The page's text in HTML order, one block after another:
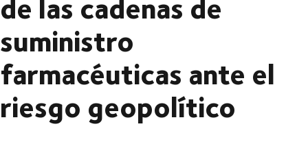
suministro
farmacéuticas ante el
riesgo geopolítico